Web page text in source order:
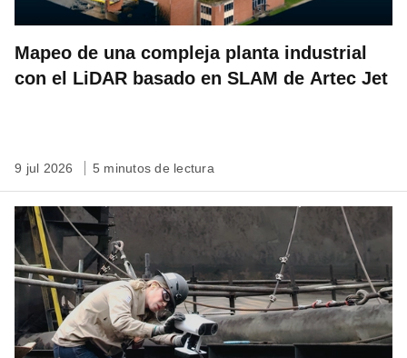
Mapeo de una compleja planta industrial
con el LiDAR basado en SLAM de Artec Jet
9 jul 2026 5 minutos de lectura